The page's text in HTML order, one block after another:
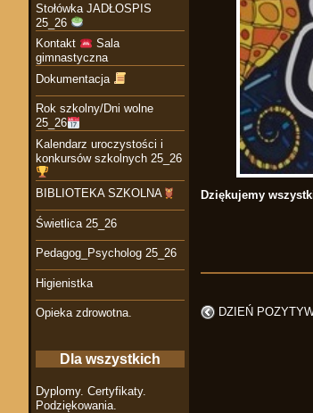
Dziękujemy
DZIEŃ
Stołówka JADŁOSPIS
25_26
Kontakt
Sala
gimnastyczna
Dokumentacja
Rok szkolny/Dni wolne
25_26
Kalendarz uroczystości i
konkursów szkolnych 25_26
BIBLIOTEKA SZKOLNA
Świetlica 25_26
Pedagog_Psycholog 25_26
Higienistka
Opieka zdrowotna.
Dla wszystkich
Dyplomy. Certyfikaty.
Podziękowania.